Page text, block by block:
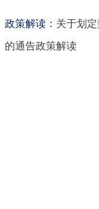
政策解读 ： 关于划
的通告政策解读